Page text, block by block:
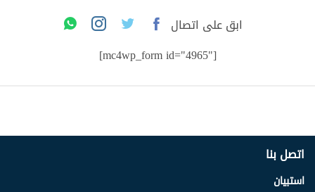
ابق على اتصال
[mc4wp_form id="4965"]
اتصل بنا
استبيان